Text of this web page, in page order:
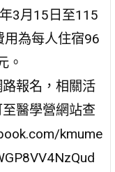
3月15日至115
用為每人住宿96
。
報名，相關活
醫學營網站查
kmume